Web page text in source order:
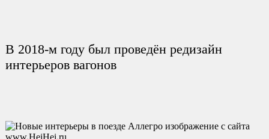
В 2018-м году был проведён редизайн
интерьеров вагонов